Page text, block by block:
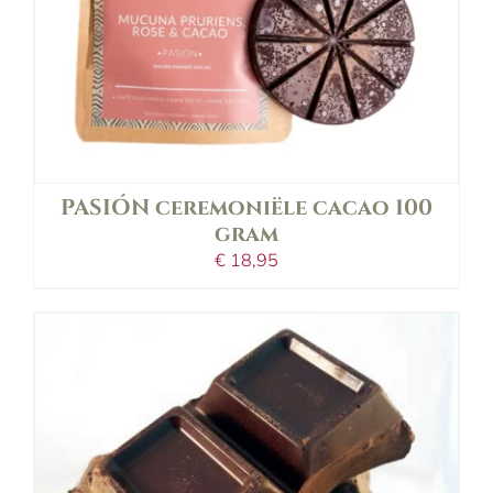
PASIÓN ceremoniële cacao 100
gram
€ 18,95
opties selecteren
Dit
details